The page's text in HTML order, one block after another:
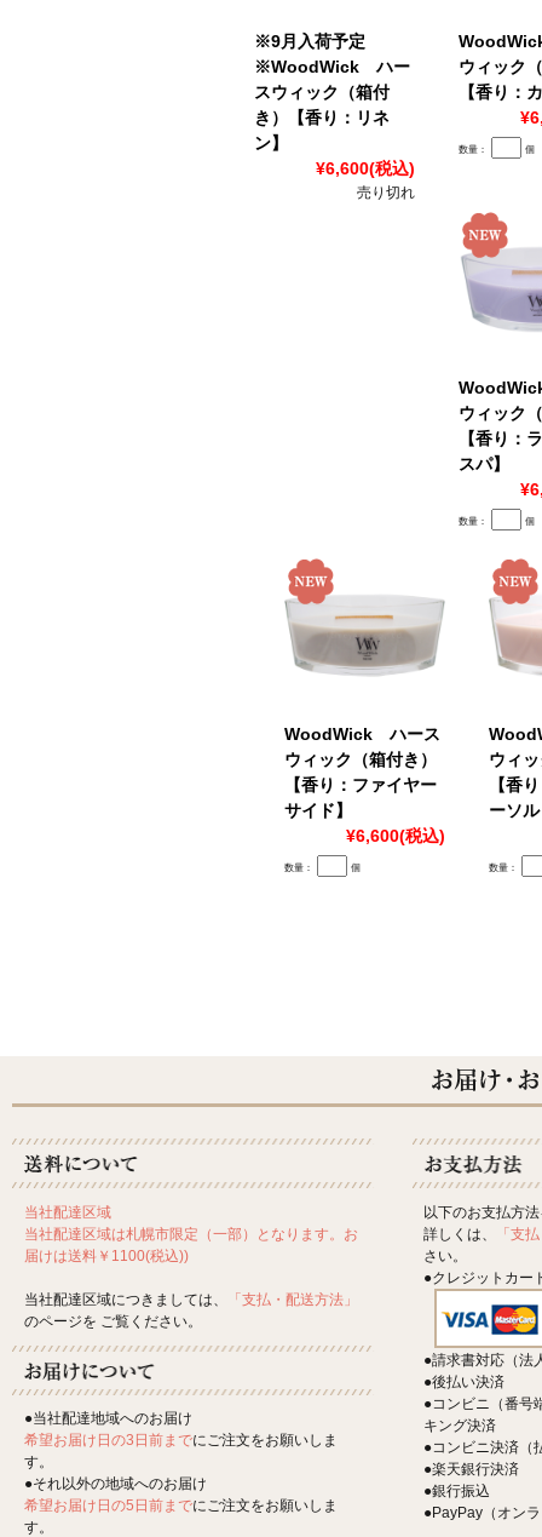
※9月入荷予定
※WoodWick ハー
スウィック（箱付
き）【香り：リネ
ン】
¥6,600(税込)
売り切れ
ウィック
【香り：
数量： 個
ウィック
【香り：
スパ】
数量： 個
WoodWick ハース
ウィック（箱付き）
【香り：ファイヤー
サイド】
¥6,600(税込)
数量： 個
ウィ
【香
ーソ
数量：
当社配達区域
当社配達区域は札幌市限定（一部）となります。お
届けは送料￥1100(税込))
当社配達区域につきましては、
「支払・配送方法」
のページを ご覧ください。
●当社配達地域へのお届け
希望お届け日の3日前までにご注文をお願いしま
す。
●それ以外の地域へのお届け
希望お届け日の5日前までにご注文をお願いしま
す。
以下のお支払方
詳しくは、
「支
さい。
●クレジットカー
●請求書対応（法
●後払い決済
●コンビニ（番号
キング決済
●コンビニ決済（
●楽天銀行決済
●銀行振込
●PayPay（オン